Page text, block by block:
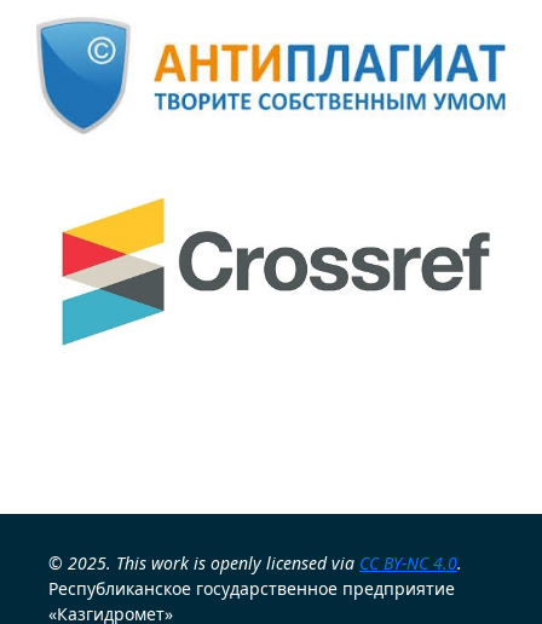
© 2025. This work is openly licensed via CC BY-NC 4.0.
Республиканское государственное предприятие
«Казгидромет»